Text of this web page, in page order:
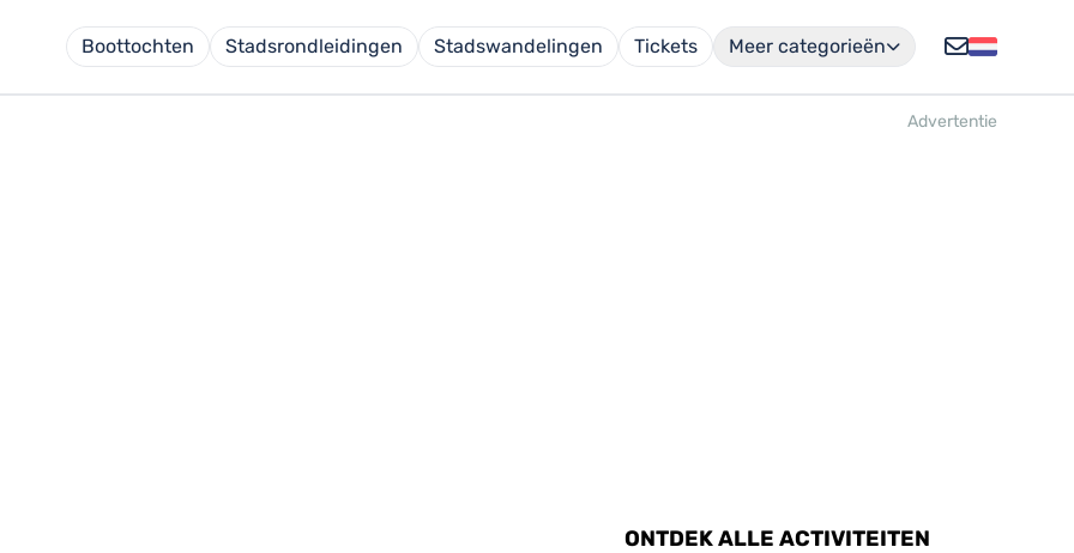
Boottochten Stadsrondleidingen Stadswandelingen Tickets Meer categorieën
Advertentie
ONTDEK ALLE ACTIVITEITEN